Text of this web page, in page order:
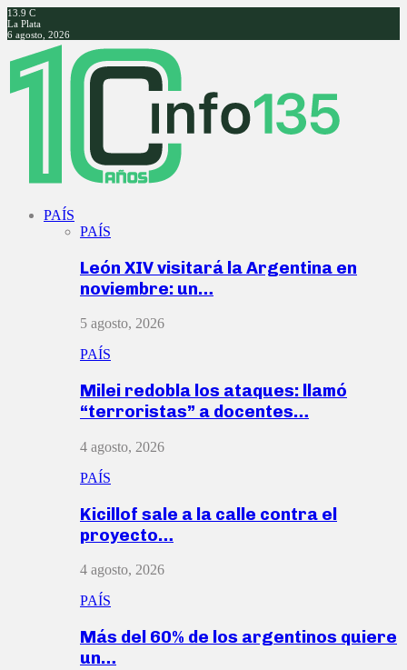
13.9 C
La Plata
6 agosto, 2026
Facebook
Twitter
Instagram
Youtube
PAÍS
PAÍS
León XIV visitará la Argentina en
noviembre: un…
5 agosto, 2026
PAÍS
Milei redobla los ataques: llamó
“terroristas” a docentes…
4 agosto, 2026
PAÍS
Kicillof sale a la calle contra el
proyecto…
4 agosto, 2026
PAÍS
Más del 60% de los argentinos quiere
un…